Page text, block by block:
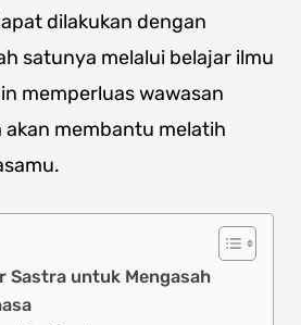
dilakukan dengan
satunya melalui belajar ilmu
memperluas wawasan
akan membantu melatih
Sastra untuk Mengasah